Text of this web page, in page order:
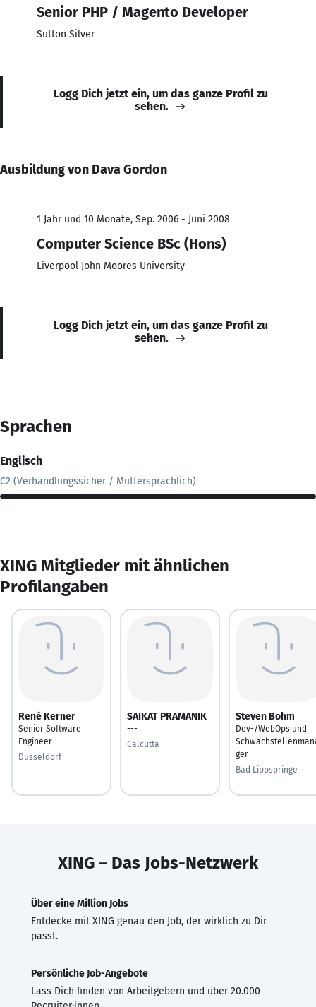
Senior PHP / Magento Developer
Sutton Silver
Logg Dich jetzt ein, um das ganze Profil zu
sehen.
Ausbildung von Dava Gordon
1 Jahr und 10 Monate, Sep. 2006 - Juni 2008
Computer Science BSc (Hons)
Liverpool John Moores University
Logg Dich jetzt ein, um das ganze Profil zu
sehen.
Sprachen
Englisch
C2 (Verhandlungssicher / Muttersprachlich)
XING Mitglieder mit ähnlichen
Profilangaben
René Kerner
Senior Software
Engineer
Düsseldorf
SAIKAT PRAMANIK
---
Calcutta
Steven Bohm
Dev-/WebOps und
ger
Bad Lippspringe
XING – Das Jobs-Netzwerk
Über eine Million Jobs
Entdecke mit XING genau den Job, der wirklich zu Dir
passt.
Persönliche Job-Angebote
Lass Dich finden von Arbeitgebern und über 20.000